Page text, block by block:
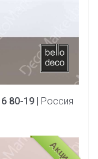
80-19
| Россия